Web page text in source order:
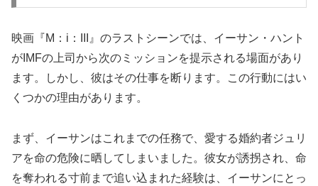
映画『M：i：III』のラストシーンでは、イーサン・ハント
がIMFの上司から次のミッションを提示される場面があり
ます。しかし、彼はその仕事を断ります。この行動にはい
くつかの理由があります。
まず、イーサンはこれまでの任務で、愛する婚約者ジュリ
アを命の危険に晒してしまいました。彼女が誘拐され、命
を奪われる寸前まで追い込まれた経験は、イーサンにとっ